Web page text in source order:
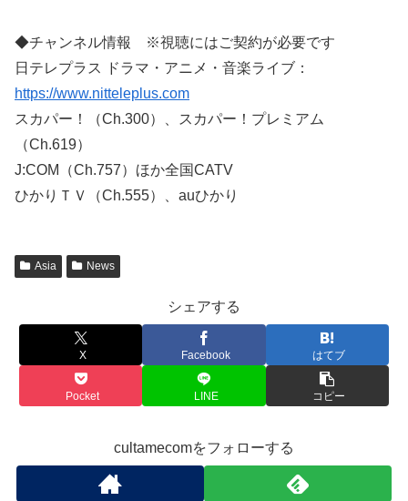
◆チャンネル情報 ※視聴にはご契約が必要です
日テレプラス ドラマ・アニメ・音楽ライブ：
https://www.nitteleplus.com
スカパー！（Ch.300）、スカパー！プレミアム
（Ch.619）
J:COM（Ch.757）ほか全国CATV
ひかりＴＶ（Ch.555）、auひかり
Asia News
シェアする
X Facebook はてブ
Pocket LINE コピー
cultamecomをフォローする